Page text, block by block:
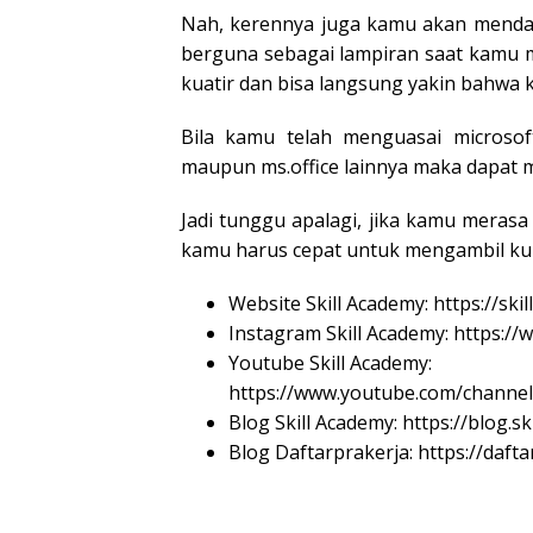
Nah, kerennya juga kamu akan
berguna sebagai lampiran saat kamu
kuatir dan bisa langsung yakin bahwa
Bila kamu telah menguasai
maupun ms.office lainnya maka dapat
Jadi tunggu apalagi, jika kamu
kamu harus cepat untuk mengambil
Website Skill Academy: https://
Instagram Skill Academy: https://
Youtube Skill Academy:
https://www.youtube.com/
Blog Skill Academy: https://
Blog Daftarprakerja: https://